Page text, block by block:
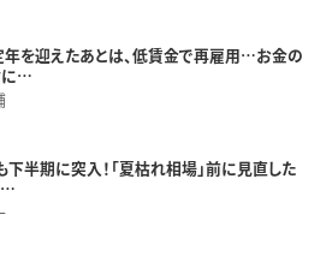
を迎えたあとは、低賃金で再雇用…お金の
に…
半期に突入！「夏枯れ相場」前に見直した
…